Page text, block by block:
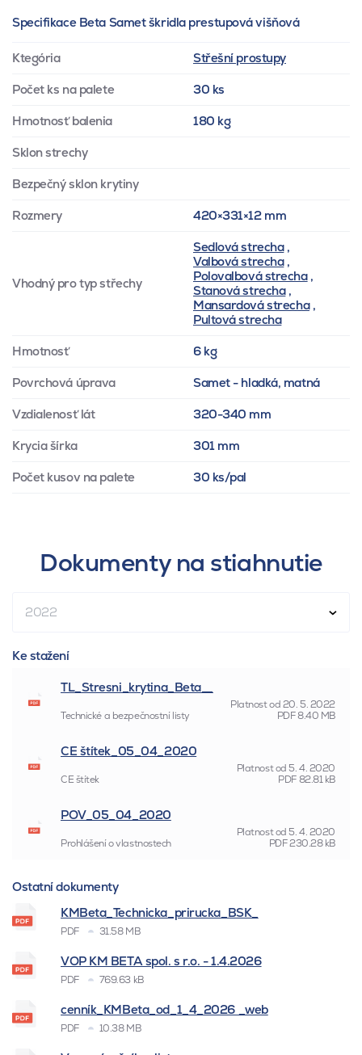
Specifikace Beta Samet škridla prestupová višňová
Ktegória Střešní prostupy
Počet ks na palete 30 ks
Hmotnosť balenia 180 kg
Sklon strechy
Bezpečný sklon krytiny
Rozmery 420×331×12 mm
Vhodný pro typ střechy
Sedlová strecha,
Valbová strecha,
Polovalbová strecha,
Stanová strecha,
Mansardová strecha,
Pultová strecha
Hmotnosť 6 kg
Povrchová úprava Samet - hladká, matná
Vzdialenosť lát 320-340 mm
Krycia šírka 301 mm
Počet kusov na palete 30 ks/pal
Dokumenty na stiahnutie
2022
Ke stažení
TL_Stresni_krytina_Beta__
Platnost od20. 5. 2022
Technické a bezpečnostní listy
PDF8.40 MB
CE štítek_05_04_2020
Platnost od 5. 4. 2020
CE štítek
PDF82.81 kB
POV_05_04_2020
Platnost od 5. 4. 2020
Prohlášení o vlastnostech
PDF230.28 kB
Ostatní dokumenty
KMBeta_Technicka_prirucka_BSK_
PDF 31.58 MB
VOP KM BETA spol. s r.o. - 1.4.2026
PDF 769.63 kB
cenník_KMBeta_od_1_4_2026 _web
PDF 10.38 MB